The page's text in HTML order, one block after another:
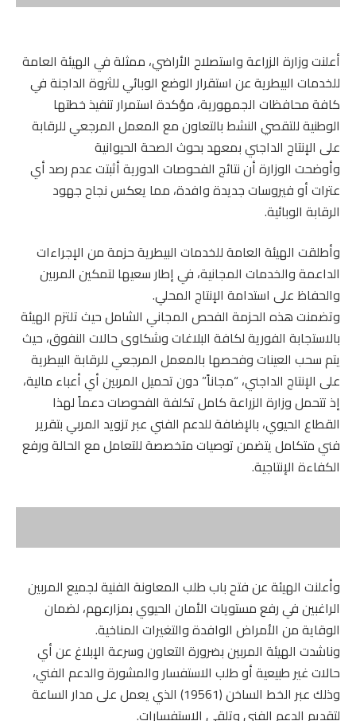
أعلنت وزارة الزراعة واستصلاح الأراضي، ممثلة في الهيئة العامة
للخدمات البيطرية عن استقرار الوضع الوبائي للثروة الداجنة في
كافة محافظات الجمهورية، مؤكدة استمرار تنفيذ خطتها
الوطنية للتقصي النشط بالتعاون مع المعمل المرجعي للرقابة
على الإنتاج الداجني بمعهد بحوث الصحة الحيوانية
وأوضحت الوزارة أن نتائج الفحوصات الدورية أثبتت عدم رصد أي
عترات أو فيروسات جديدة وافدة، مما يعكس نجاح جهود
الرقابة الوبائية.
وأطلقت الهيئة العامة للخدمات البيطرية حزمة من الإجراءات
الداعمة والخدمات المجانية، في إطار سعيها لتمكين المربين
والحفاظ على استدامة الإنتاج المحلي.
وتضمنت هذه الحزمة الفحص المجاني الشامل حيث تلتزم الهيئة
بالاستجابة الفورية لكافة البلاغات وشكاوى حالات النفوق، حيث
يتم سحب العينات وفحصها بالمعمل المرجعي للرقابة البيطرية
على الإنتاج الداجني، “مجاناً” دون تحميل المربين أي أعباء مالية،
إذ تتحمل وزارة الزراعة كامل تكلفة الفحوصات دعماً لهذا
القطاع الحيوي، بالإضافة للدعم الفني عبر تزويد المربي بتقرير
فني متكامل يتضمن توصيات متخصصة للتعامل مع الحالة ورفع
الكفاءة الإنتاجية.
وأعلنت الهيئة عن فتح باب طلب المعاونة الفنية لجميع المربين
الراغبين في رفع مستويات الأمان الحيوي بمزارعهم، لضمان
الوقاية من الأمراض الوافدة والتغيرات المناخية.
وناشدت الهيئة المربين بضرورة التعاون وسرعة الإبلاغ عن أي
حالات غير طبيعية أو طلب الاستفسار والمشورة والدعم الفني،
وذلك عبر الخط الساخن (19561) الذي يعمل على مدار الساعة
لتقديم الدعم الفني وتلقي الاستفسارات.